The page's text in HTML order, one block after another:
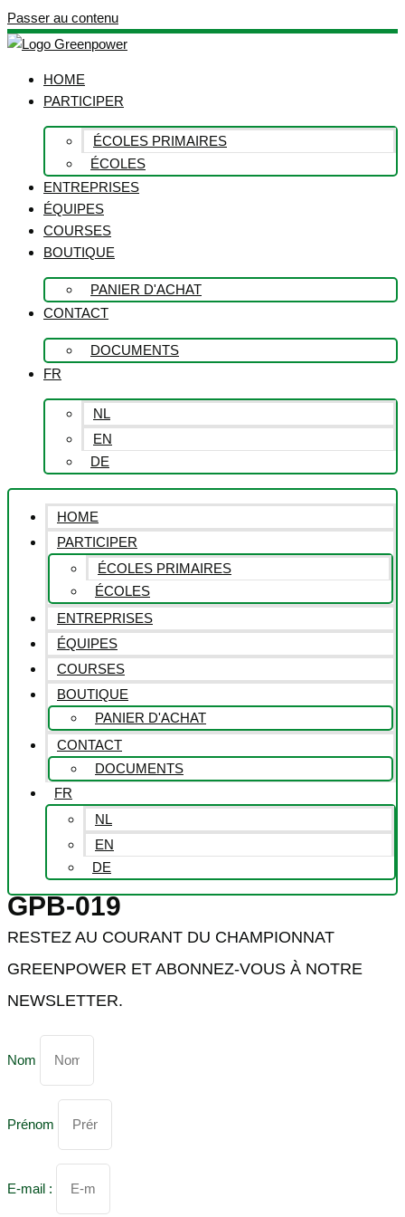
Passer au contenu
HOME
PARTICIPER
ÉCOLES PRIMAIRES
ÉCOLES
ENTREPRISES
ÉQUIPES
COURSES
BOUTIQUE
PANIER D'ACHAT
CONTACT
DOCUMENTS
FR
NL
EN
DE
HOME
PARTICIPER
ÉCOLES PRIMAIRES
ÉCOLES
ENTREPRISES
ÉQUIPES
COURSES
BOUTIQUE
PANIER D'ACHAT
CONTACT
DOCUMENTS
FR
NL
EN
DE
GPB-019
RESTEZ AU COURANT DU CHAMPIONNAT
GREENPOWER ET ABONNEZ-VOUS À NOTRE
NEWSLETTER.
Nom
Prénom
E-mail :